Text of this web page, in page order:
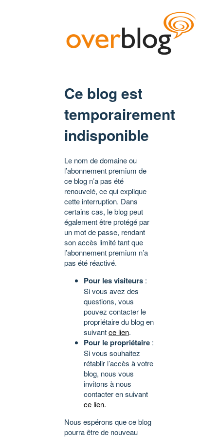
Ce blog est
temporairement
indisponible
Le nom de domaine ou
l’abonnement premium de
ce blog n’a pas été
renouvelé, ce qui explique
cette interruption. Dans
certains cas, le blog peut
également être protégé par
un mot de passe, rendant
son accès limité tant que
l’abonnement premium n’a
pas été réactivé.
Pour les visiteurs :
Si vous avez des
questions, vous
pouvez contacter le
propriétaire du blog en
suivantce lien.
Pour le propriétaire :
Si vous souhaitez
rétablir l’accès à votre
blog, nous vous
invitons à nous
contacter en suivant
ce lien.
Nous espérons que ce blog
pourra être de nouveau